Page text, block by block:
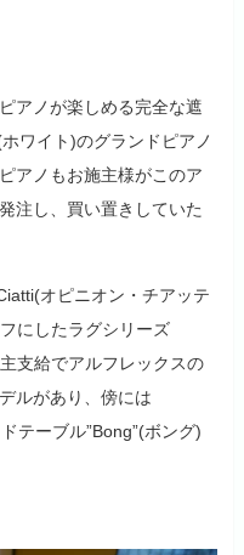
アノが楽しめる完全な遮
ワイト)のグランドピアノ
アノもお施主様がこのア
注し、買い置きしていた
オピニオン・チアッテ
にしたラグシリーズ
支給でアルフレックスの
ルがあり、傍には
テーブル”Bong”(ボング)